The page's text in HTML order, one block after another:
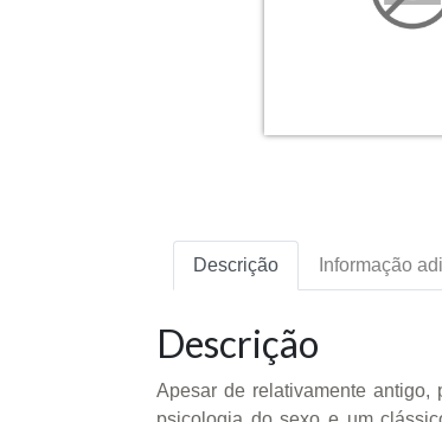
Descrição Informação
Descrição
Apesar de relativamente